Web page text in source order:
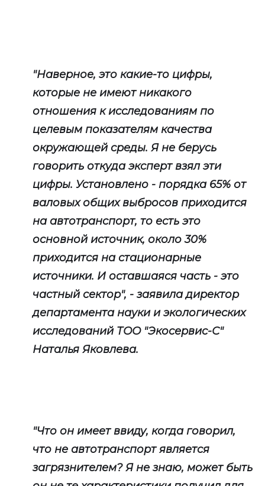
"Наверное, это какие-то цифры,
которые не имеют никакого
отношения к исследованиям по
целевым показателям качества
окружающей среды. Я не берусь
говорить откуда эксперт взял эти
цифры. Установлено - порядка 65% от
валовых общих выбросов приходится
на автотранспорт, то есть это
основной источник, около 30%
приходится на стационарные
источники. И оставшаяся часть - это
частный сектор", - заявила директор
департамента науки и экологических
исследований ТОО "Экосервис-С"
Наталья Яковлева.
"Что он имеет ввиду, когда говорил,
что не автотранспорт является
загрязнителем? Я не знаю, может быть